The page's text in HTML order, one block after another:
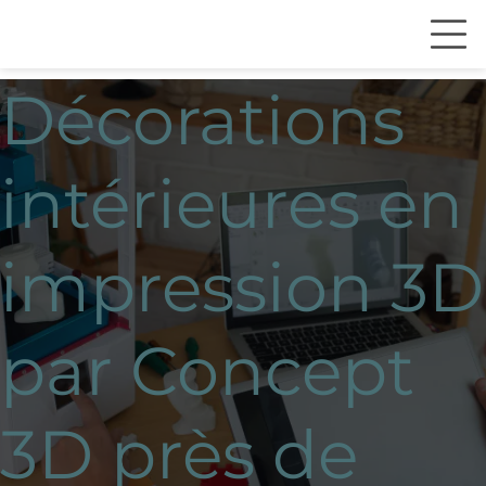
Décorations
intérieures en
impression 3D
par Concept
3D près de